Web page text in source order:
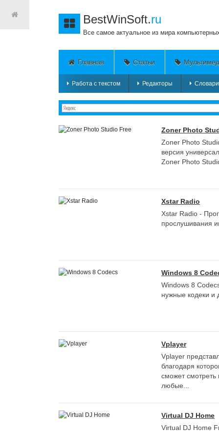
BestWinSoft.ru
Все самое актуальное из мира
Главная Статьи
Работа с текстом Редакторы
Zoner Photo
Zoner Photo
версия
Zoner Photo
Xstar Radio
Xstar Radio -
прослушивания
Windows 8
Windows 8
нужные кодеки и
Vplayer
Vplayer
благодаря
сможет смотреть
любые...
Virtual DJ Home
Virtual DJ Home